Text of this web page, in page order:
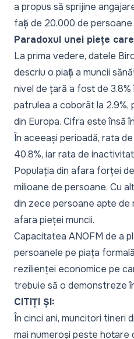
a propus să sprijine
față de 20.000 de
Paradoxul unei piețe
La prima vedere, datele
descriu o piață a muncii
nivel de țară a fost de
patrulea a coborât la 2.9%,
din Europa. Cifra este însă
În aceeași perioadă, rata
40.8%, iar rata de
Populația din afara forței
milioane de persoane. Cu
din zece persoane apte de
afara pieței muncii.
Capacitatea ANOFM de a
persoanele pe piața
rezilienței economice pe
trebuie să o demonstreze
CITIȚI ȘI:
În cinci ani, muncitori tineri
mai numeroși peste hotare